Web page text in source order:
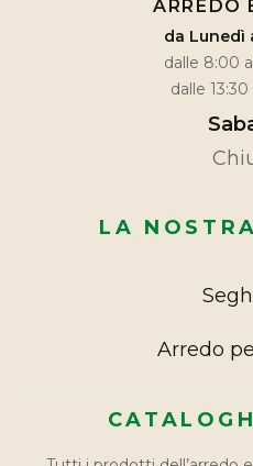
ARREDO
da Lunedì
dalle 8:00
dalle
LA
Arredo